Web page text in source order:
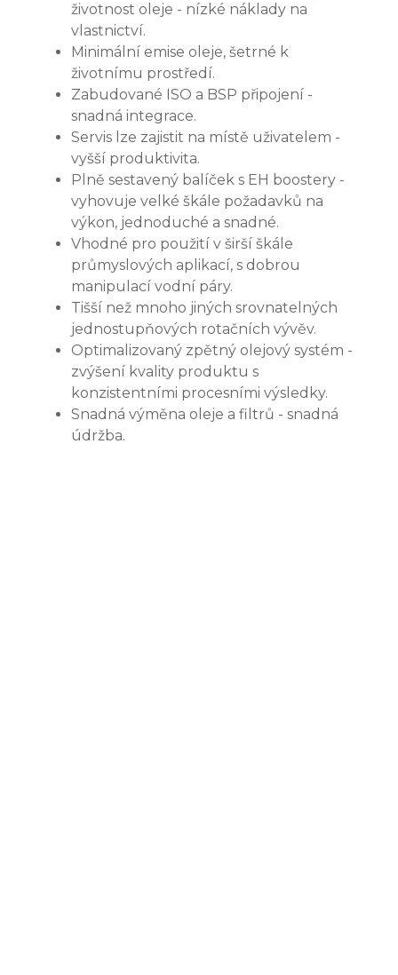
životnost oleje - nízké náklady na
vlastnictví.
Minimální emise oleje, šetrné k
životnímu prostředí.
Zabudované ISO a BSP připojení -
snadná integrace.
Servis lze zajistit na místě uživatelem -
vyšší produktivita.
Plně sestavený balíček s EH boostery -
vyhovuje velké škále požadavků na
výkon, jednoduché a snadné.
Vhodné pro použití v širší škále
průmyslových aplikací, s dobrou
manipulací vodní páry.
Tišší než mnoho jiných srovnatelných
jednostupňových rotačních vývěv.
Optimalizovaný zpětný olejový systém -
zvýšení kvality produktu s
konzistentními procesními výsledky.
Snadná výměna oleje a filtrů - snadná
údržba.